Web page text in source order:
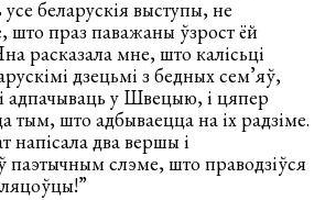
беларускія выступы, не
што праз паважаны ўзрост ёй
расказала мне, што калісьці
дзецьмі з бедных сем’яў,
адпачываць у Швецыю, і цяпер
тым, што адбываецца на іх радзіме.
напісала два вершы і
паэтычным слэме, што праводзіўся